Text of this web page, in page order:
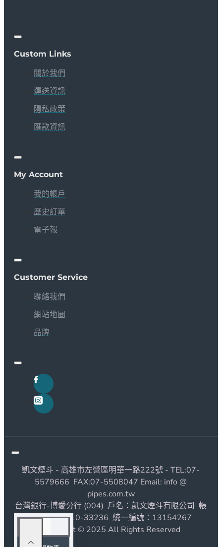
Custom Links
關於我們
運送資訊
隱私政策
匯款資訊
My Account
我的帳戶
歷史訂單
電子報
Customer Service
聯絡我們
網站地圖
品牌
凱文煙斗 - 高雄市左營區明華一路222號 - TEL:07-
5579666 FAX:07-5508047 Email: info @
pipes.com.tw
台灣銀行-博愛分行 (004) 戶名：凱文煙斗有限公司 帳
號：1190010-33236 統一編號：13154267
Copyright © 2025 All Rights Reserved